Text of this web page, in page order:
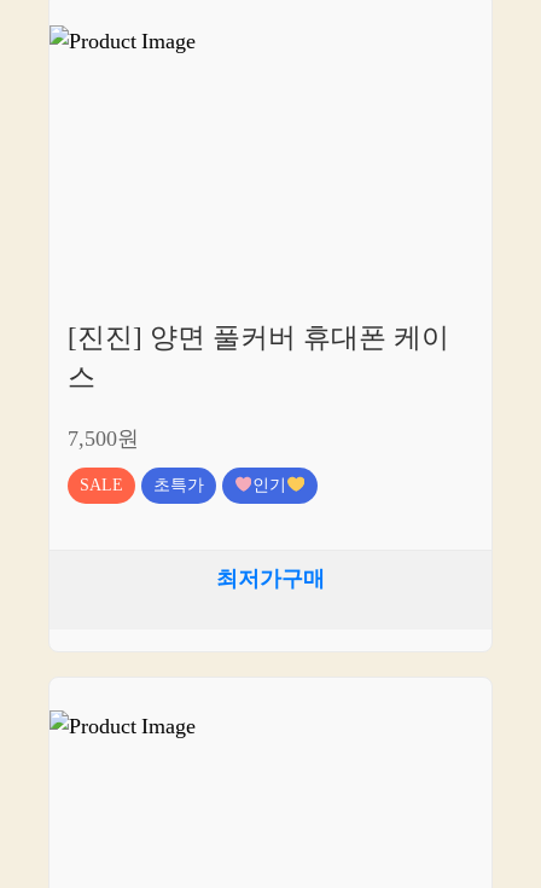
[진진] 양면 풀커버 휴대폰 케이
스
7,500원
SALE 초특가 인기
최저가구매